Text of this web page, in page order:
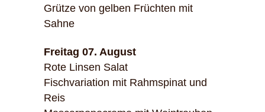
Grütze von gelben Früchten mit
Sahne
Freitag 07. August
Rote Linsen Salat
Fischvariation mit Rahmspinat und
Reis